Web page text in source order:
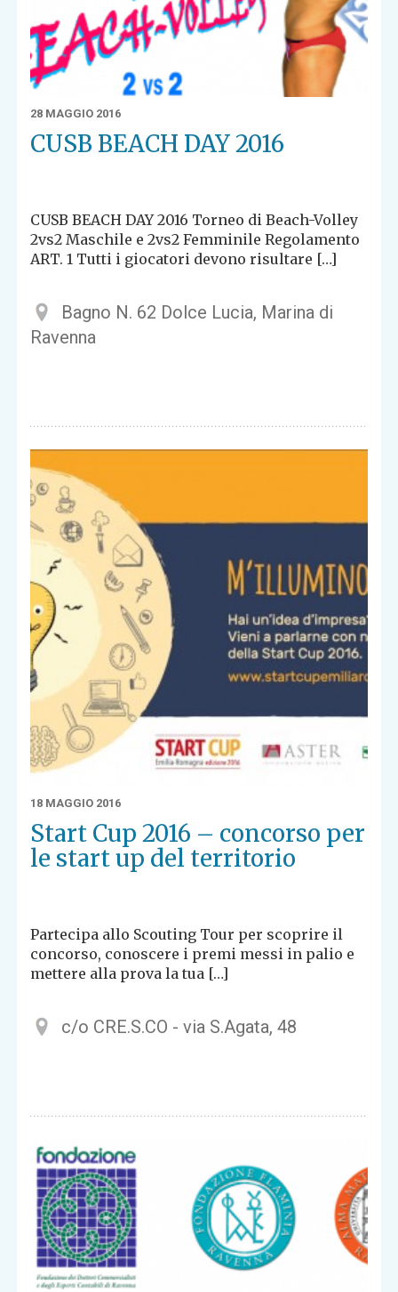
28 MAGGIO 2016
CUSB BEACH DAY 2016
CUSB BEACH DAY 2016 Torneo di Beach-Volley
2vs2 Maschile e 2vs2 Femminile Regolamento
ART. 1 Tutti i giocatori devono risultare […]
Bagno N. 62 Dolce Lucia, Marina di
Ravenna
18 MAGGIO 2016
Start Cup 2016 – concorso per
le start up del territorio
Partecipa allo Scouting Tour per scoprire il
concorso, conoscere i premi messi in palio e
mettere alla prova la tua […]
c/o CRE.S.CO - via S.Agata, 48